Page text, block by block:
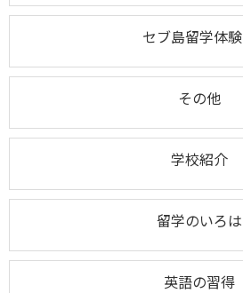
セブ島留学体
その他
学校紹介
留学のいろは
英語の習得